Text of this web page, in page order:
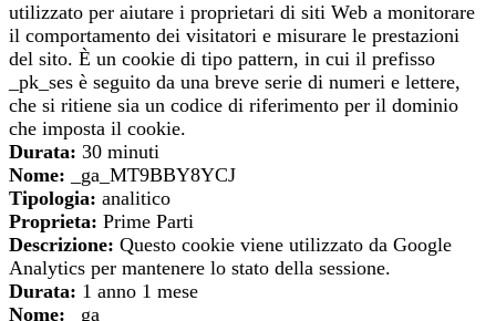
utilizzato per aiutare i proprietari di siti Web a monitorare
il comportamento dei visitatori e misurare le prestazioni
del sito. È un cookie di tipo pattern, in cui il prefisso
_pk_ses è seguito da una breve serie di numeri e lettere,
che si ritiene sia un codice di riferimento per il dominio
che imposta il cookie.
Durata: 30 minuti
Nome: _ga_MT9BBY8YCJ
Tipologia: analitico
Proprieta: Prime Parti
Descrizione: Questo cookie viene utilizzato da Google
Analytics per mantenere lo stato della sessione.
Durata: 1 anno 1 mese
Nome: _ga